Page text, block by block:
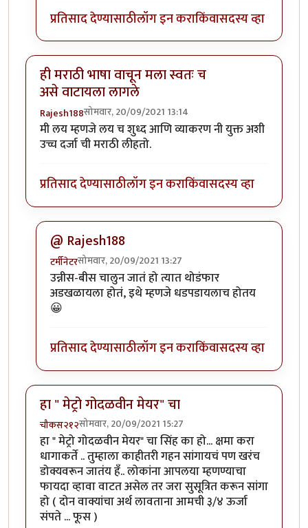
प्रतिसाद देण्यासाठीलॉग इन कराकिंवासदस्य व्हा
ही मराठी भाषा वाचून मला स्वतः च
असे वाटायला लागले
Rajesh188सोमवार, 20/09/2021 13:14
मी लय म्हणजे लय च शुध्द आणि व्याकरण नी युक्त अशी
उच्च दर्जा ची मराठी लीहतो.
प्रतिसाद देण्यासाठीलॉग इन कराकिंवासदस्य व्हा
@ Rajesh188
टर्मीनेटरसोमवार, 20/09/2021 13:27
In reply toही मराठी भाषा वाचून मला स्वतः च असे
उन्नीस-बीस चालुन जातं हो त्यात थोडंफार
अडखळायला होतं, इथे म्हणजे धडपडायलाच होतय
😀
प्रतिसाद देण्यासाठीलॉग इन कराकिंवासदस्य व्हा
हा " मेट्रो गोदळवीन मेयर" चा
चौकस२१२सोमवार, 20/09/2021 15:27
हा " मेट्रो गोदळवीन मेयर" चा सिंह का हो... क्षमा करा
धागाकर्ते .. तुम्हाला काहीतरी गहन सांगायचं पण खरंच
डोक्यवरून जातंय हँ.. लोकांना आपलया म्हणण्याचा
फायदा व्हावा वाटत असेल तर जरा सुसूत्रित करून सांगा
हो ( दोन वाक्यांचा अर्थ लावताना आमची ३/४ ऊर्जा
संपते ... फूस )